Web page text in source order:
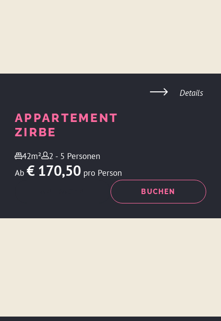
APPARTEMENT
ZIRBE
42m²
2 - 5 Personen
Ab € 170,50 pro Person
BUCHEN
Details